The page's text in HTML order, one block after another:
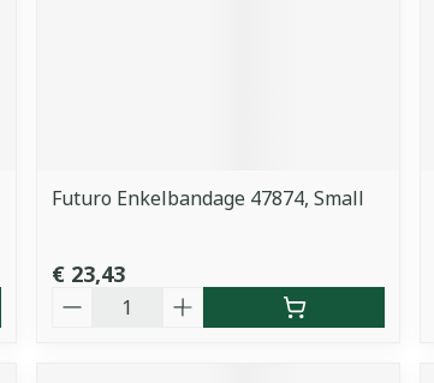
Futuro Enkelbandage 47874, Small
€ 23,43